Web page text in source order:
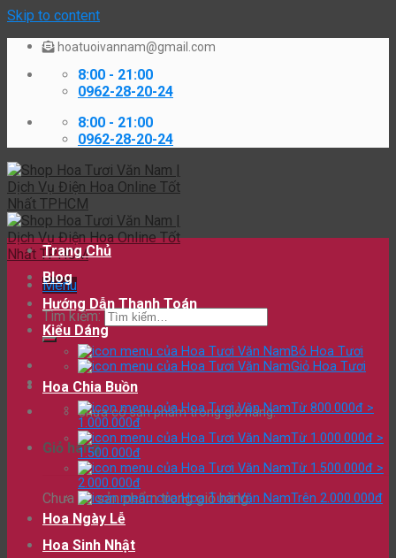
Skip to content
hoatuoivannam@gmail.com
8:00 - 21:00
0962-28-20-24
8:00 - 21:00
0962-28-20-24
Menu
Tìm kiếm:
Chưa có sản phẩm trong giỏ hàng.
Giỏ hàng
Chưa có sản phẩm trong giỏ hàng.
Trang Chủ
Blog
Hướng Dẫn Thanh Toán
Kiểu Dáng
Bó Hoa Tươi
Giỏ Hoa Tươi
Hoa Chia Buồn
Từ 800.000đ >
1.000.000đ
Từ 1.000.000đ >
1.500.000đ
Từ 1.500.000đ >
2.000.000đ
Trên 2.000.000đ
Hoa Ngày Lễ
Hoa Sinh Nhật